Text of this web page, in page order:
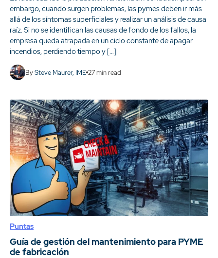
embargo, cuando surgen problemas, las pymes deben ir más
allá de los síntomas superficiales y realizar un análisis de causa
raíz. Si no se identifican las causas de fondo de los fallos, la
empresa queda atrapada en un ciclo constante de apagar
incendios, perdiendo tiempo y […]
BySteve Maurer, IME 27min read
Puntas
Guía de gestión del mantenimiento para PYME
de fabricación